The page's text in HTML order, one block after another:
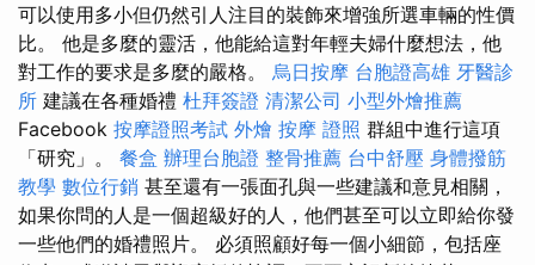
可以使用多小但仍然引人注目的裝飾來增強所選車輛的性價
比。 他是多麼的靈活，他能給這對年輕夫婦什麼想法，他
對工作的要求是多麼的嚴格。 烏日按摩 台胞證高雄 牙醫診
所 建議在各種婚禮 杜拜簽證 清潔公司 小型外燴推薦
Facebook 按摩證照考試 外燴 按摩 證照 群組中進行這項
「研究」。 餐盒 辦理台胞證 整骨推薦 台中舒壓 身體撥筋
教學 數位行銷 甚至還有一張面孔與一些建議和意見相關，
如果你問的人是一個超級好的人，他們甚至可以立即給你發
一些他們的婚禮照片。 必須照顧好每一個小細節，包括座